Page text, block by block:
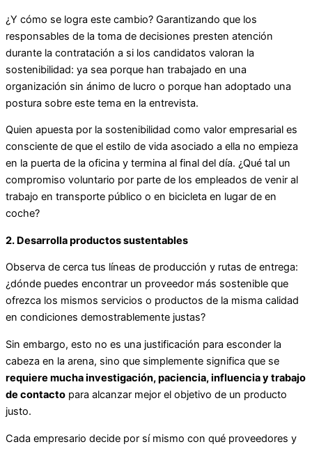
¿Y cómo se logra este cambio? Garantizando que los
responsables de la toma de decisiones presten atención
durante la contratación a si los candidatos valoran la
sostenibilidad: ya sea porque han trabajado en una
organización sin ánimo de lucro o porque han adoptado una
postura sobre este tema en la entrevista.
Quien apuesta por la sostenibilidad como valor empresarial es
consciente de que el estilo de vida asociado a ella no empieza
en la puerta de la oficina y termina al final del día. ¿Qué tal un
compromiso voluntario por parte de los empleados de venir al
trabajo en transporte público o en bicicleta en lugar de en
coche?
2. Desarrolla productos sustentables
Observa de cerca tus líneas de producción y rutas de entrega:
¿dónde puedes encontrar un proveedor más sostenible que
ofrezca los mismos servicios o productos de la misma calidad
en condiciones demostrablemente justas?
Sin embargo, esto no es una justificación para esconder la
cabeza en la arena, sino que simplemente significa que se
requiere mucha investigación, paciencia, influencia y trabajo
de contacto para alcanzar mejor el objetivo de un producto
justo.
Cada empresario decide por sí mismo con qué proveedores y